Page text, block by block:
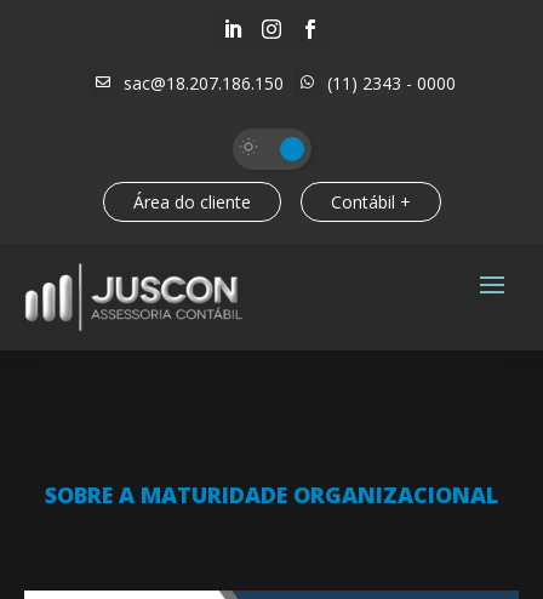
  
 sac@18.207.186.150  (11) 2343 - 0000
Área do cliente Contábil +
SOBRE A MATURIDADE ORGANIZACIONAL